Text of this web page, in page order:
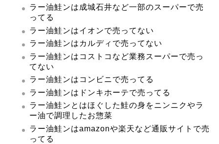
ラー油鮭ンは成城石井など一部のスーパーで売
ってる
ラー油鮭ンはイオンで売ってない
ラー油鮭ンはカルディで売ってない
ラー油鮭ンはコストコなど業務スーパーで売っ
てない
ラー油鮭ンはコンビニで売ってる
ラー油鮭ンはドンキホーテで売ってる
ラー油鮭ンとはほぐした鮭の身をニンニクやラ
ー油で調理したお惣菜
ラー油鮭ンはamazonや楽天など通販サイトで売
ってる